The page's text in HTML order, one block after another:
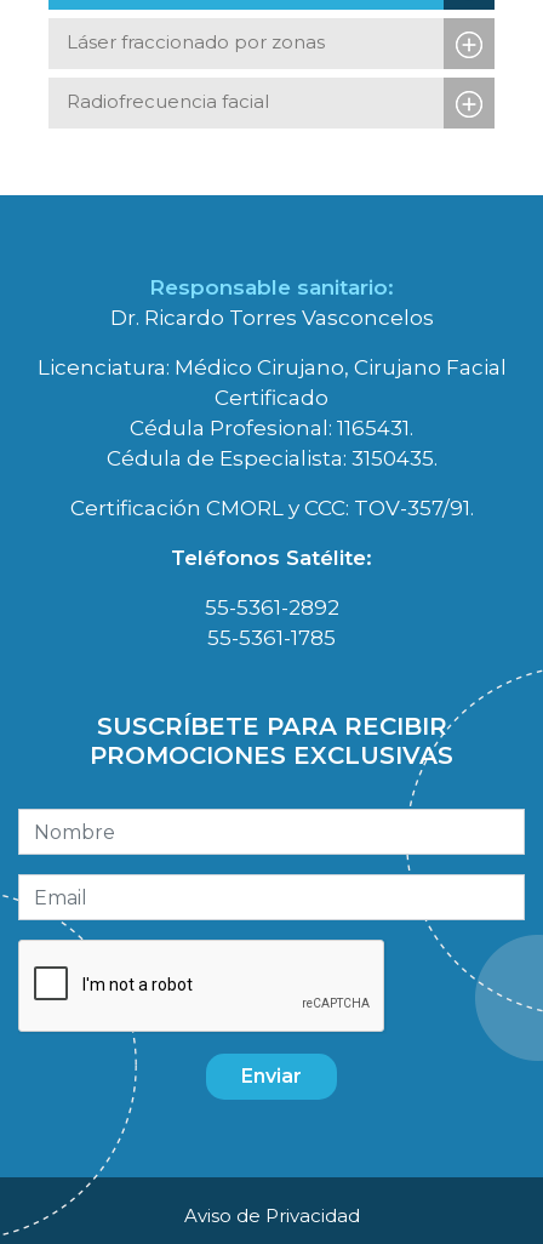
Láser fraccionado por zonas
Radiofrecuencia facial
Responsable sanitario:
Dr. Ricardo Torres Vasconcelos
Licenciatura: Médico Cirujano, Cirujano Facial
Certificado
Cédula Profesional: 1165431.
Cédula de Especialista: 3150435.
Certificación CMORL y CCC: TOV-357/91.
Teléfonos Satélite:
55-5361-2892
55-5361-1785
SUSCRÍBETE PARA RECIBIR
PROMOCIONES EXCLUSIVAS
Enviar
Aviso de Privacidad